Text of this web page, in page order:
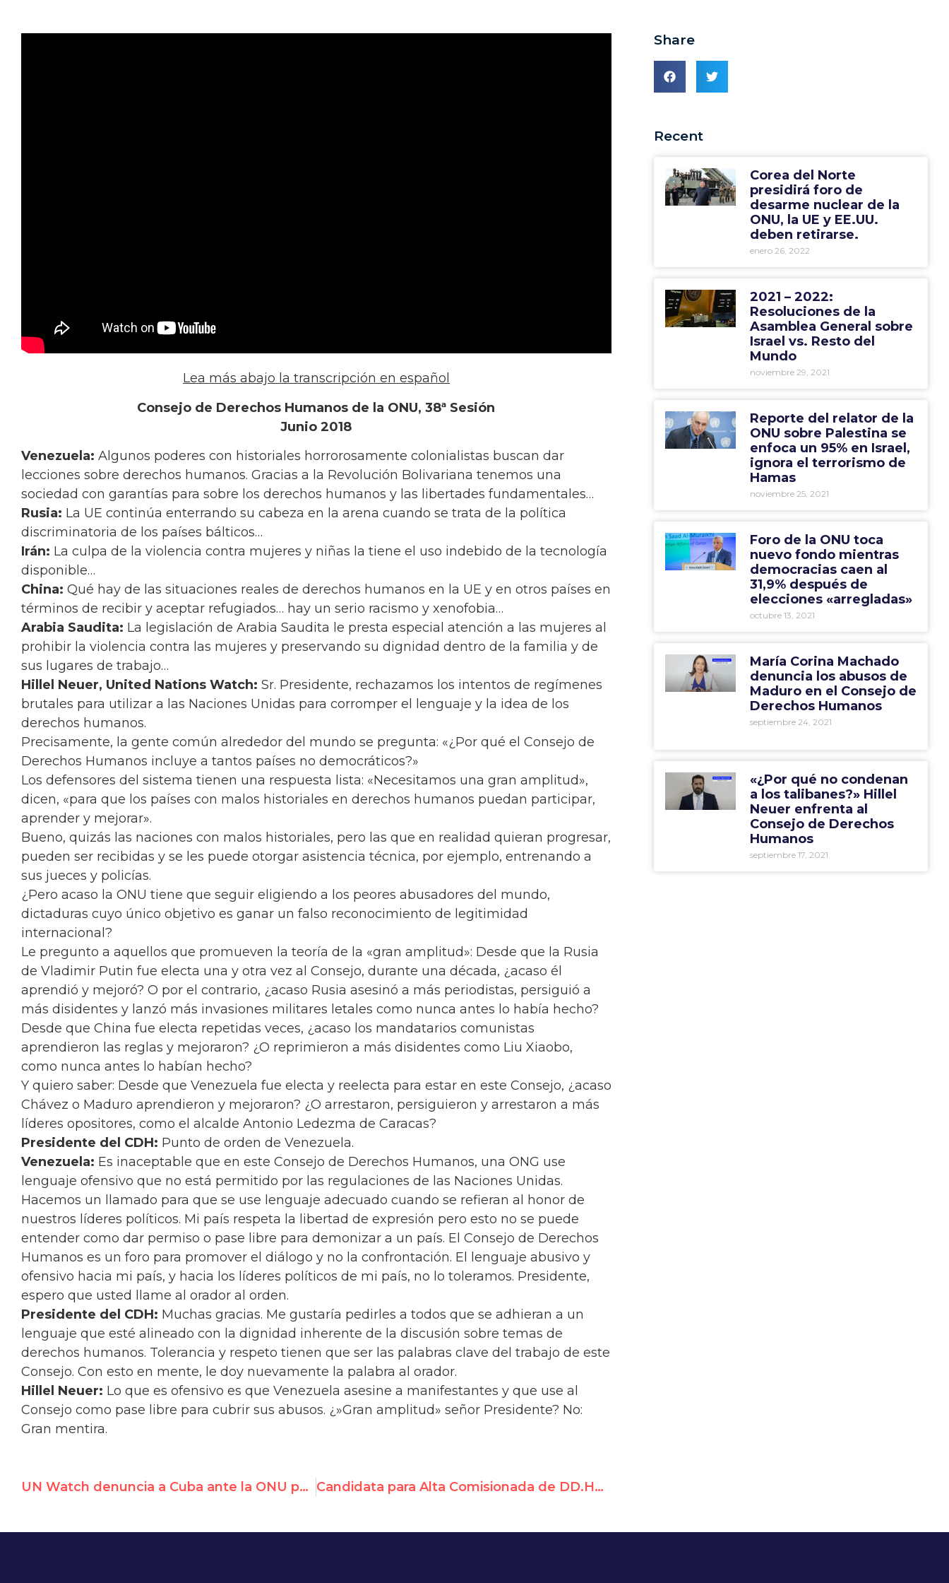
Lea más abajo la transcripción en español
Consejo de Derechos Humanos de la ONU, 38ª Sesión
Junio 2018
Venezuela: Algunos poderes con historiales horrorosamente colonialistas buscan dar
lecciones sobre derechos humanos. Gracias a la Revolución Bolivariana tenemos una
sociedad con garantías para sobre los derechos humanos y las libertades fundamentales…
Rusia: La UE continúa enterrando su cabeza en la arena cuando se trata de la política
discriminatoria de los países bálticos…
Irán: La culpa de la violencia contra mujeres y niñas la tiene el uso indebido de la tecnología
disponible…
China: Qué hay de las situaciones reales de derechos humanos en la UE y en otros países en
términos de recibir y aceptar refugiados… hay un serio racismo y xenofobia…
Arabia Saudita: La legislación de Arabia Saudita le presta especial atención a las mujeres al
prohibir la violencia contra las mujeres y preservando su dignidad dentro de la familia y de
sus lugares de trabajo…
Hillel Neuer, United Nations Watch: Sr. Presidente, rechazamos los intentos de regímenes
brutales para utilizar a las Naciones Unidas para corromper el lenguaje y la idea de los
derechos humanos.
Precisamente, la gente común alrededor del mundo se pregunta: «¿Por qué el Consejo de
Derechos Humanos incluye a tantos países no democráticos?»
Los defensores del sistema tienen una respuesta lista: «Necesitamos una gran amplitud»,
dicen, «para que los países con malos historiales en derechos humanos puedan participar,
aprender y mejorar».
Bueno, quizás las naciones con malos historiales, pero las que en realidad quieran progresar,
pueden ser recibidas y se les puede otorgar asistencia técnica, por ejemplo, entrenando a
sus jueces y policías.
¿Pero acaso la ONU tiene que seguir eligiendo a los peores abusadores del mundo,
dictaduras cuyo único objetivo es ganar un falso reconocimiento de legitimidad
internacional?
Le pregunto a aquellos que promueven la teoría de la «gran amplitud»: Desde que la Rusia
de Vladimir Putin fue electa una y otra vez al Consejo, durante una década, ¿acaso él
aprendió y mejoró? O por el contrario, ¿acaso Rusia asesinó a más periodistas, persiguió a
más disidentes y lanzó más invasiones militares letales como nunca antes lo había hecho?
Desde que China fue electa repetidas veces, ¿acaso los mandatarios comunistas
aprendieron las reglas y mejoraron? ¿O reprimieron a más disidentes como Liu Xiaobo,
como nunca antes lo habían hecho?
Y quiero saber: Desde que Venezuela fue electa y reelecta para estar en este Consejo, ¿acaso
Chávez o Maduro aprendieron y mejoraron? ¿O arrestaron, persiguieron y arrestaron a más
líderes opositores, como el alcalde Antonio Ledezma de Caracas?
Presidente del CDH: Punto de orden de Venezuela.
Venezuela: Es inaceptable que en este Consejo de Derechos Humanos, una ONG use
lenguaje ofensivo que no está permitido por las regulaciones de las Naciones Unidas.
Hacemos un llamado para que se use lenguaje adecuado cuando se refieran al honor de
nuestros líderes políticos. Mi país respeta la libertad de expresión pero esto no se puede
entender como dar permiso o pase libre para demonizar a un país. El Consejo de Derechos
Humanos es un foro para promover el diálogo y no la confrontación. El lenguaje abusivo y
ofensivo hacia mi país, y hacia los líderes políticos de mi país, no lo toleramos. Presidente,
espero que usted llame al orador al orden.
Presidente del CDH: Muchas gracias. Me gustaría pedirles a todos que se adhieran a un
lenguaje que esté alineado con la dignidad inherente de la discusión sobre temas de
derechos humanos. Tolerancia y respeto tienen que ser las palabras clave del trabajo de este
Consejo. Con esto en mente, le doy nuevamente la palabra al orador.
Hillel Neuer: Lo que es ofensivo es que Venezuela asesine a manifestantes y que use al
Consejo como pase libre para cubrir sus abusos. ¿»Gran amplitud» señor Presidente? No:
Gran mentira.
UN Watch denuncia a Cuba ante la ONU para conseguir la liberación del Dr. Eduardo Cardet Candidata para Alta Comisionada de DD.HH. de la ONU tiene historiales problemáticos sobre Cuba, Venezuela y Nicaragua: UN Watch expresa "serias preocupaciones"
Share
Recent
Corea del Norte
presidirá foro de
desarme nuclear de la
ONU, la UE y EE.UU.
deben retirarse.
enero 26, 2022
2021 – 2022:
Resoluciones de la
Asamblea General sobre
Israel vs. Resto del
Mundo
noviembre 29, 2021
Reporte del relator de la
ONU sobre Palestina se
enfoca un 95% en Israel,
ignora el terrorismo de
Hamas
noviembre 25, 2021
Foro de la ONU toca
nuevo fondo mientras
democracias caen al
31,9% después de
elecciones «arregladas»
octubre 13, 2021
María Corina Machado
denuncia los abusos de
Maduro en el Consejo de
Derechos Humanos
septiembre 24, 2021
«¿Por qué no condenan
a los talibanes?» Hillel
Neuer enfrenta al
Consejo de Derechos
Humanos
septiembre 17, 2021